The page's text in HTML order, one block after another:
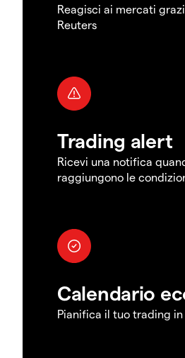
Reagisci ai mercati
Reuters
Trading alert
Ricevi una notifica
raggiungono le
Calendario
Pianifica il tuo trading